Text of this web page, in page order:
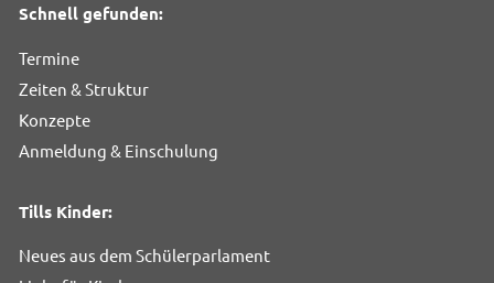
Schnell gefunden:
Termine
Zeiten & Struktur
Konzepte
Anmeldung & Einschulung
Tills Kinder:
Neues aus dem Schülerparlament